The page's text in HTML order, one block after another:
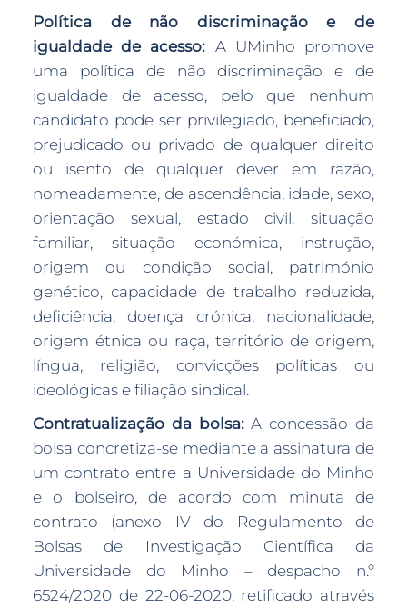
Política de não discriminação e de
igualdade de acesso: A UMinho promove
uma política de não discriminação e de
igualdade de acesso, pelo que nenhum
candidato pode ser privilegiado, beneficiado,
prejudicado ou privado de qualquer direito
ou isento de qualquer dever em razão,
nomeadamente, de ascendência, idade, sexo,
orientação sexual, estado civil, situação
familiar, situação económica, instrução,
origem ou condição social, património
genético, capacidade de trabalho reduzida,
deficiência, doença crónica, nacionalidade,
origem étnica ou raça, território de origem,
língua, religião, convicções políticas ou
ideológicas e filiação sindical.
Contratualização da bolsa:A concessão da
bolsa concretiza-se mediante a assinatura de
um contrato entre a Universidade do Minho
e o bolseiro, de acordo com minuta de
contrato (anexo IV do Regulamento de
Bolsas de Investigação Científica da
Universidade do Minho – despacho n.º
6524/2020 de 22-06-2020, retificado através